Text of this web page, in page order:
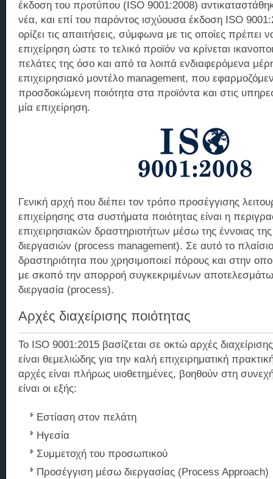
έκδοση του προτύπου (ISO 9001:2008)
νέα, και επί του παρόντος ισχύουσα έκδοση ISO
ορίζει τις απαιτήσεις, σύμφωνα με τις οποίες πρέπει
επιχείρηση ώστε το τελικό προϊόν να κρίνεται
πελάτες της όσο και από τα λοιπά ενδιαφερόμενα
επιχειρησιακό μοντέλο management, που
προσδοκώμενη ποιότητα στα προϊόντα και στις
μία επιχείρηση.
Γενική αρχή που διέπει τον τρόπο προσέγγισης
επιχείρησης στα συστήματα ποιότητας είναι η
επιχειρησιακών δραστηριοτήτων μέσω της έννοιας της
διεργασιών (process management). Σε αυτό το
δραστηριότητα που χρησιμοποιεί πόρους και στην
με σκοπό την απορροή συγκεκριμένων
διεργασία (process).
Αρχές διαχείρισης ποιότητας
Το ISO 9001:2015 βασίζεται σε οκτώ αρχές
είναι θεμελιώδης για την καλή επιχειρηματική
αρχές είναι πλήρως υιοθετημένες, βοηθούν στη
είναι οι εξής:
Εστίαση στον πελάτη
Ηγεσία
Συμμετοχή του προσωπικού
Προσέγγιση μέσω διεργασίας (Process Approach)